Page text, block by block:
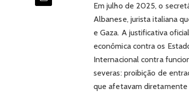
Em julho de 2025, o
Albanese, jurista italiana
e Gaza. A justificativa
econômica contra os
Internacional contra
severas: proibição de
que afetavam diretamente